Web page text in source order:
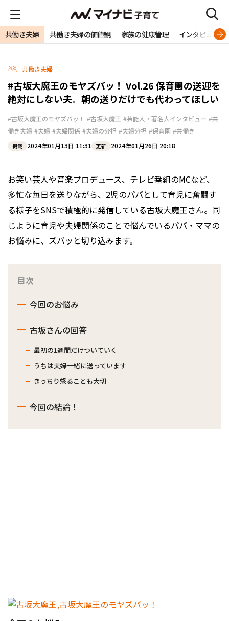
共働き夫婦 共働き夫婦の価値観 家族の健康管理 インタビュー
共働き夫婦
#古坂大魔王のモヤズバッ！ Vol.26 保育園の送迎を
絶対にしない夫。朝の送りだけでも代わってほしい
#古坂大魔王のモヤズバッ！ #古坂大魔王 #芸能人・著名人インタビュー #共
働き夫婦 #夫婦 #夫婦関係 #夫婦の分担 #夫婦分担 #保育園 #共働き
掲載 2024年01月13日 11:31 更新 2024年01月26日 20:18
お笑い芸人や音楽プロデュース、テレビ番組のMCなど、
多忙な毎日を送りながら、2児のパパとして育児に奮闘す
る様子をSNSで積極的に発信している古坂大魔王さん。同
じように育児や夫婦関係のことで悩んでいるパパ・ママの
お悩みに、ズバッと切り込みます。
目次
今回のお悩み
古坂さんの回答
最初の1週間だけついていく
うちは夫婦一緒に送っています
きっちり怒ることも大切
今回の結論！